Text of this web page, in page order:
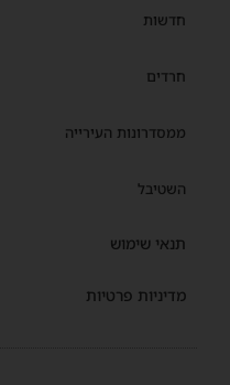
חדשות
חרדים
ממסדרונות העירייה
השטיבל
תנאי שימוש
מדיניות פרטיות